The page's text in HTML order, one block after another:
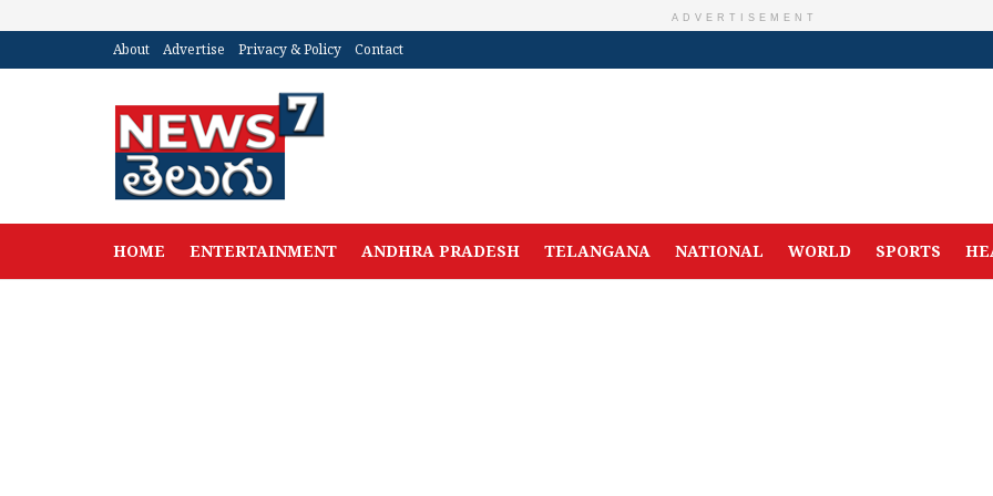
ADVERTISEMENT
About Advertise Privacy & Policy Contact
HOME ENTERTAINMENT ANDHRA PRADESH TELANGANA NATIONAL WORLD SPORTS